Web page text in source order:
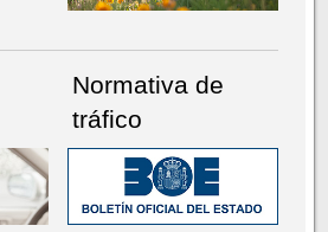
Normativa de
tráfico